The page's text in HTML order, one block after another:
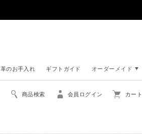
革のお手入れ ギフトガイド オーダーメイド
商品検索 会員ログイン カート